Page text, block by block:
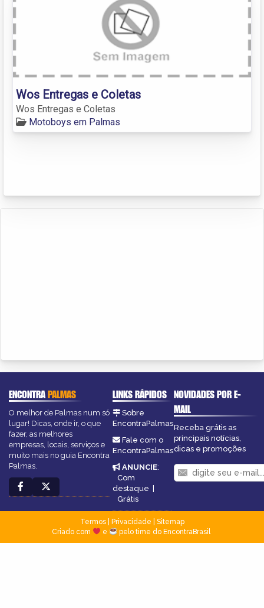
Wos Entregas e Coletas
Wos Entregas e Coletas
Motoboys em Palmas
ENCONTRAPALMAS
O melhor de Palmas num só
lugar! Dicas, onde ir, o que
fazer, as melhores
empresas, locais, serviços e
muito mais no guia Encontra
Palmas.
LINKS RÁPIDOS
Sobre
EncontraPalmas
Fale com o
EncontraPalmas
ANUNCIE:
Com
destaque |
Grátis
NOVIDADES POR E-
MAIL
Receba grátis as
principais notícias,
dicas e promoções
Termos| Privacidade
Sitemap
Criado com
e pelo time do EncontraBrasil